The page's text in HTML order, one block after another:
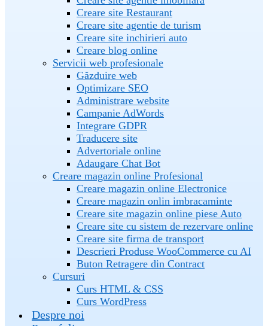
Creare site Restaurant
Creare site agentie de turism
Creare site inchirieri auto
Creare blog online
Servicii web profesionale
Găzduire web
Optimizare SEO
Administrare website
Campanie AdWords
Integrare GDPR
Traducere site
Advertoriale online
Adaugare Chat Bot
Creare magazin online Profesional
Creare magazin online Electronice
Creare magazin onlin imbracaminte
Creare site magazin online piese Auto
Creare site cu sistem de rezervare online
Creare site firma de transport
Descrieri Produse WooCommerce cu AI
Buton Retragere din Contract
Cursuri
Curs HTML & CSS
Curs WordPress
Despre noi